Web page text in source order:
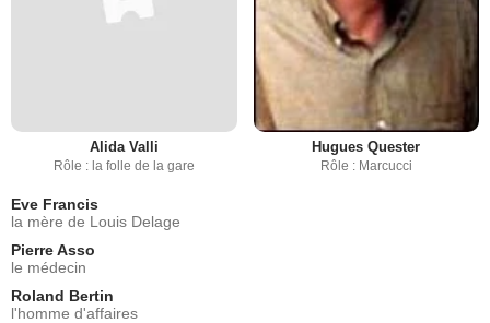
Alida Valli
Rôle : la folle de la gare
Hugues Quester
Rôle : Marcucci
Eve Francis
la mère de Louis Delage
Pierre Asso
le médecin
Roland Bertin
l'homme d'affaires